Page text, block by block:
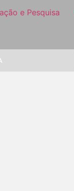
e Pesquisa